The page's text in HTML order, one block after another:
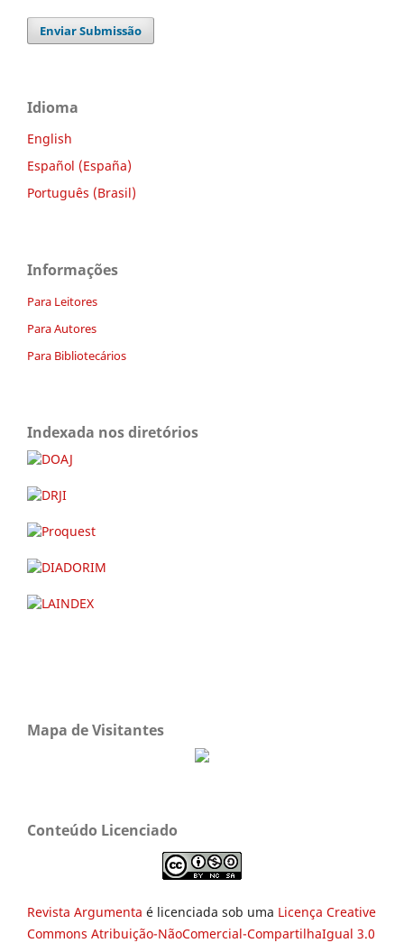
Enviar Submissão
Idioma
English
Español (España)
Português (Brasil)
Informações
Para Leitores
Para Autores
Para Bibliotecários
Indexada nos diretórios
Mapa de Visitantes
Conteúdo Licenciado
Revista Argumenta é licenciada sob uma Licença Creative
Commons Atribuição-NãoComercial-CompartilhaIgual 3.0